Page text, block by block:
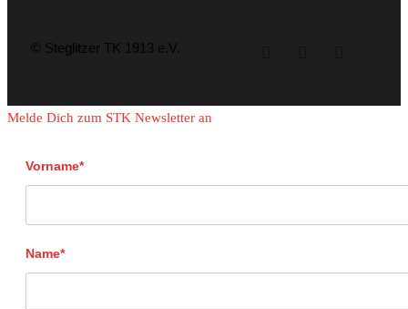
© Steglitzer TK 1913 e.V.
Melde Dich zum STK Newsletter an
Vorname*
Name*